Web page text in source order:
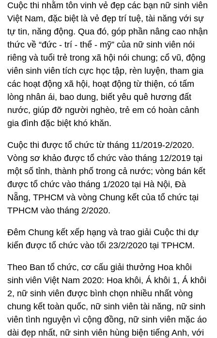
Cuộc thi nhằm tôn vinh vẻ đẹp các bạn nữ sinh viên
Việt Nam, đặc biệt là vẻ đẹp trí tuệ, tài năng với sự
tự tin, năng động. Qua đó, góp phần nâng cao nhận
thức về “đức - trí - thể - mỹ” của nữ sinh viên nói
riêng và tuổi trẻ trong xã hội nói chung; cổ vũ, động
viên sinh viên tích cực học tập, rèn luyện, tham gia
các hoạt động xã hội, hoạt động từ thiện, có tấm
lòng nhân ái, bao dung, biết yêu quê hương đất
nước, giúp đỡ người nghèo, trẻ em có hoàn cảnh
gia đình đặc biệt khó khăn.
Cuộc thi được tổ chức từ tháng 11/2019-2/2020.
Vòng sơ khảo được tổ chức vào tháng 12/2019 tại
một số tỉnh, thành phố trong cả nước; vòng bán kết
được tổ chức vào tháng 1/2020 tại Hà Nội, Đà
Nẵng, TPHCM và vòng Chung kết của tổ chức tại
TPHCM vào tháng 2/2020.
Đêm Chung kết xếp hạng và trao giải Cuộc thi dự
kiến được tổ chức vào tối 23/2/2020 tại TPHCM.
Theo Ban tổ chức, cơ cấu giải thưởng Hoa khôi
sinh viên Việt Nam 2020: Hoa khôi, Á khôi 1, Á khôi
2, nữ sinh viên được bình chọn nhiều nhất vòng
chung kết toàn quốc, nữ sinh viên tài năng, nữ sinh
viên tình nguyện vì cộng đồng, nữ sinh viên mặc áo
dài đẹp nhất, nữ sinh viên hùng biện tiếng Anh, với